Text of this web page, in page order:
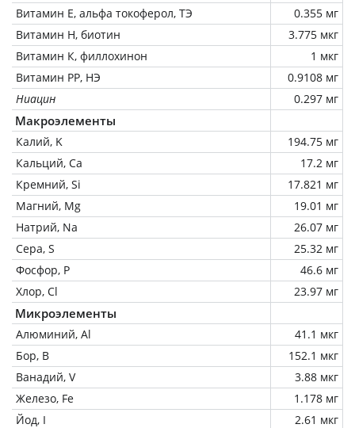
Витамин Е, альфа токоферол, ТЭ
0.355 мг
Витамин Н, биотин
3.775 мкг
Витамин К, филлохинон
1 мкг
Витамин РР, НЭ
0.9108 мг
Ниацин
0.297 мг
Макроэлементы
Калий, K
194.75 мг
Кальций, Ca
17.2 мг
Кремний, Si
17.821 мг
Магний, Mg
19.01 мг
Натрий, Na
26.07 мг
Сера, S
25.32 мг
Фосфор, P
46.6 мг
Хлор, Cl
23.97 мг
Микроэлементы
Алюминий, Al
41.1 мкг
Бор, B
152.1 мкг
Ванадий, V
3.88 мкг
Железо, Fe
1.178 мг
Йод, I
2.61 мкг